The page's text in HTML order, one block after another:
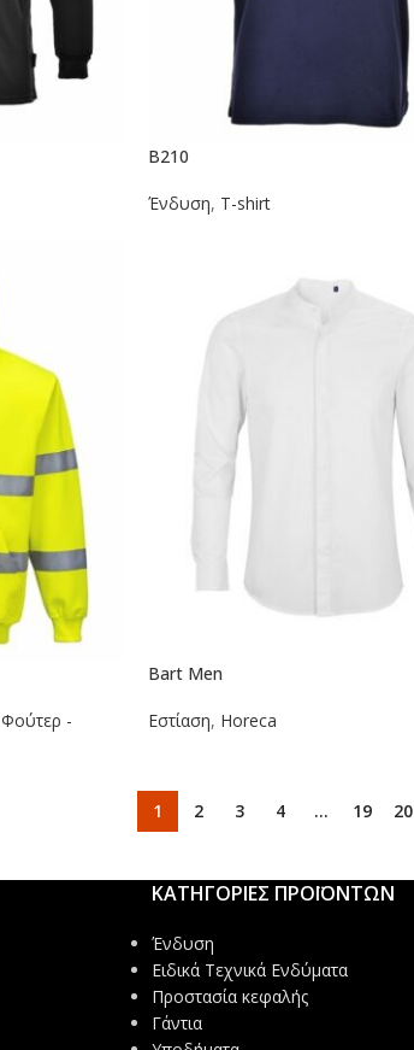
B210
Ένδυση, T-shirt
Φούτερ -
Bart Men
Εστίαση, Horeca
1 2 3 4 … 19 20
ΚΑΤΗΓΟΡΙΕΣ ΠΡΟΪΟΝΤΩΝ
Ένδυση
Ειδικά Τεχνικά Ενδύματα
Προστασία κεφαλής
Γάντια